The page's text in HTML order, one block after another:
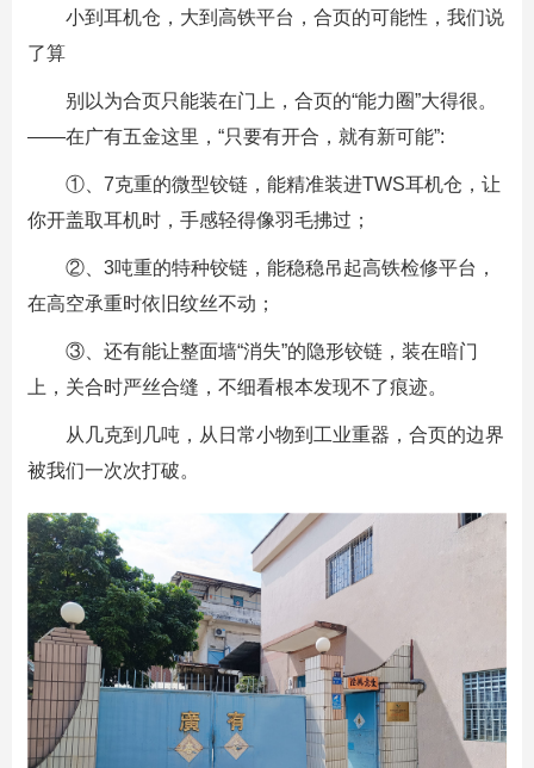
小到耳机仓，大到高铁平台，合页的可能性，我们说
了算
别以为合页只能装在门上，合页的“能力圈”大得很。
——在广有五金这里，“只要有开合，就有新可能”:
①、7克重的微型铰链，能精准装进TWS耳机仓，让
你开盖取耳机时，手感轻得像羽毛拂过；
②、3吨重的特种铰链，能稳稳吊起高铁检修平台，
在高空承重时依旧纹丝不动；
③、还有能让整面墙“消失”的隐形铰链，装在暗门
上，关合时严丝合缝，不细看根本发现不了痕迹。
从几克到几吨，从日常小物到工业重器，合页的边界
被我们一次次打破。